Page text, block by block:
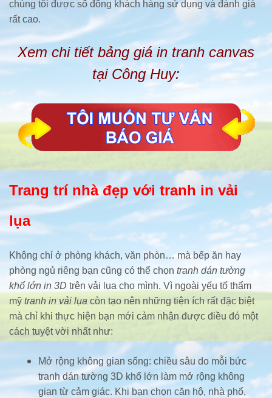
chúng tôi được số đông khách hàng sử dụng và đánh giá
rất cao.
Xem chi tiết bảng giá in tranh canvas
tại Công Huy:
Trang trí nhà đẹp với tranh in vải
lụa
Không chỉ ở phòng khách, văn phòn… mà bếp ăn hay
phòng ngủ riêng bạn cũng có thể chọn tranh dán tường
khổ lớn in 3D trên vải lụa cho mình. Vì ngoài yếu tố thẩm
mỹ tranh in vải lụa còn tạo nên những tiện ích rất đặc biệt
mà chỉ khi thực hiện bạn mới cảm nhận được điều đó một
cách tuyệt vời nhất như:
Mở rộng không gian sống: chiều sâu do mỗi bức
tranh dán tường 3D khổ lớn làm mở rộng không
gian từ cảm giác. Khi bạn chọn căn hộ, nhà phố,